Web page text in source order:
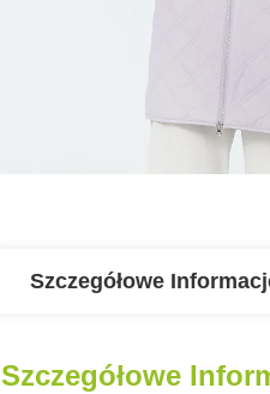
Szczegółowe
Szczegółowe